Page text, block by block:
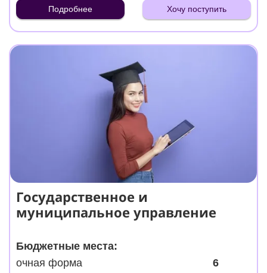
Подробнее Хочу поступить
Государственное и
муниципальное управление
Бюджетные места:
очная форма
6